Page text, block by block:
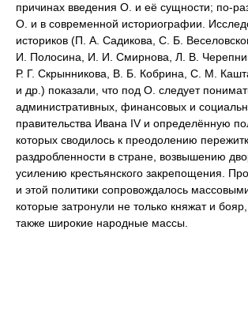
причинах введения О. и её сущности; по-
О. и в современной историографии.
историков (П. А. Садикова, С. Б.
И. Полосина, И. И. Смирнова, Л. В.
Р. Г. Скрынникова, В. Б. Кобрина, С. М.
и др.) показали, что под О. следует
административных, финансовых и
правительства Ивана IV и определённую
которых сводилось к преодолению
раздробленности в стране, возвышению
усилению крестьянского закрепощения.
и этой политики сопровождалось
которые затронули не только княжат и
также широкие народные массы.